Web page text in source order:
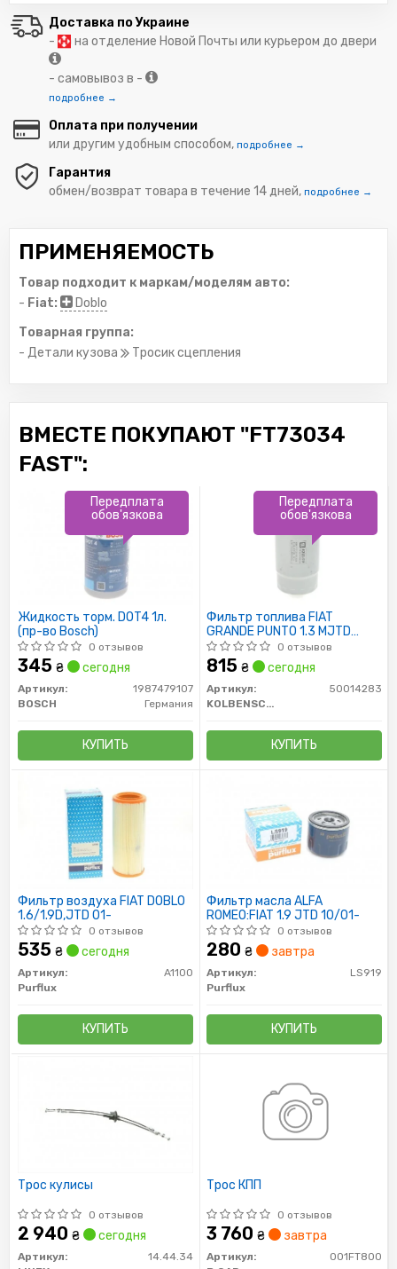
Доставка по Украине
-
на отделение Новой Почты или курьером до двери
- самовывоз в -
подробнее →
Оплата при получении
или другим удобным способом, подробнее →
Гарантия
обмен/возврат товара в течение 14 дней, подробнее →
ПРИМЕНЯЕМОСТЬ
Товар подходит к маркам/моделям авто:
- Fiat:
Doblo
Товарная группа:
- Детали кузова
Тросик сцепления
ВМЕСТЕ ПОКУПАЮТ "FT73034
FAST":
Жидкость торм. DOT4 1л.
(пр-во Bosch)
0 отзывов
345 ₴ сегодня
Артикул:
1987479107
BOSCH
Германия
КУПИТЬ
Передплата
обов'язкова
Фильтр топлива FIAT
GRANDE PUNTO 1.3 MJTD
10/05-
0 отзывов
815 ₴ сегодня
Артикул:
50014283
KOLBENSCHMIDT
КУПИТЬ
Передплата
обов'язкова
Фильтр воздуха FIAT DOBLO
1.6/1.9D,JTD 01-
0 отзывов
535 ₴ сегодня
Артикул:
A1100
Purflux
КУПИТЬ
Фильтр масла ALFA
ROMEO:FIAT 1.9 JTD 10/01-
0 отзывов
280 ₴ завтра
Артикул:
LS919
Purflux
КУПИТЬ
Трос кулисы
0 отзывов
2 940 ₴ сегодня
Артикул:
14.44.34
Трос КПП
0 отзывов
3 760 ₴ завтра
Артикул:
001FT800